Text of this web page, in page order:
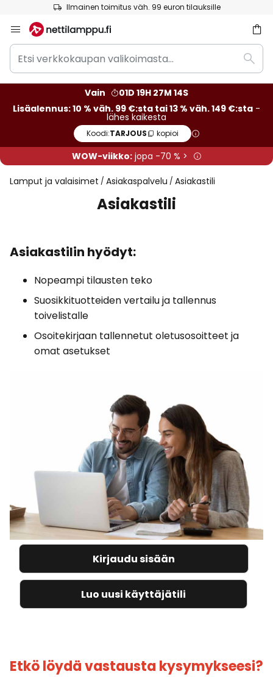
Ilmainen toimitus väh. 99 euron tilauksille
to
Content
Etsi
verkkokaupan
valikoimasta...
Etsi
Vain
01D 19H 27M 14S
Lisäalennus: 10 % väh. 99 €:sta tai 13 % väh. 149 €:sta -
lähes kaikesta
Koodi:TARJOUS kopioi
WOW-viikko:jopa -70 % >
Lamput ja valaisimet Asiakaspalvelu Asiakastili
Asiakastili
Asiakastilin hyödyt:
Nopeampi tilausten teko
Suosikkituotteiden vertailu ja tallennus
toivelistalle
Osoitekirjaan tallennetut oletusosoitteet ja
omat asetukset
Kirjaudu sisään
Luo uusi käyttäjätili
Etkö löydä vastausta kysymykseesi?